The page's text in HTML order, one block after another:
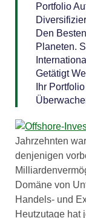
Portfolio
Den
Planeten.
Getätigt
Ihr
Jahrzehnten
denjenigen
Domäne von
Handels- und
Heutzutage hat